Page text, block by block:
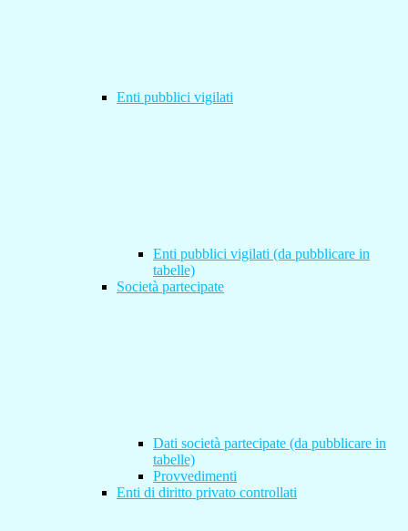
Enti pubblici vigilati
Enti pubblici vigilati (da pubblicare in
tabelle)
Società partecipate
Dati società partecipate (da pubblicare in
tabelle)
Provvedimenti
Enti di diritto privato controllati